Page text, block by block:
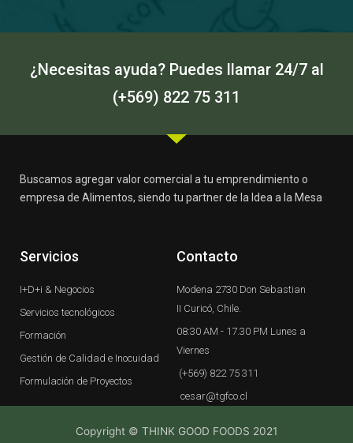
o
k
g
a
m
b
d
n
¿Necesitas ayuda? Puedes llamar 24/7 al
(+569) 822 75 311
Buscamos agregar valor comercial a tu emprendimiento o
empresa de Alimentos, siendo tu partner de la Idea a la Mesa
Servicios
I+D+i & Negocios
Servicios tecnológicos
Formación
Gestión de Calidad e Inocuidad
Formulación de Proyectos
Contacto
Modena 2730 Don Sebastian
II Curicó, Chile.
08:30 AM - 17.30 PM Lunes a
Viernes
(+569) 822 75 311
cesar@tgfco.cl
Copyright © THINK GOOD FOODS 2021